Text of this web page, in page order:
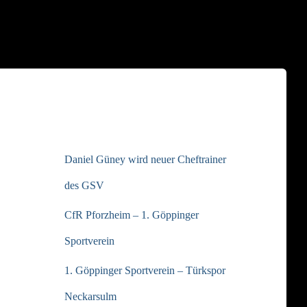
Daniel Güney wird neuer Cheftrainer
des GSV
CfR Pforzheim – 1. Göppinger
Sportverein
1. Göppinger Sportverein – Türkspor
Neckarsulm